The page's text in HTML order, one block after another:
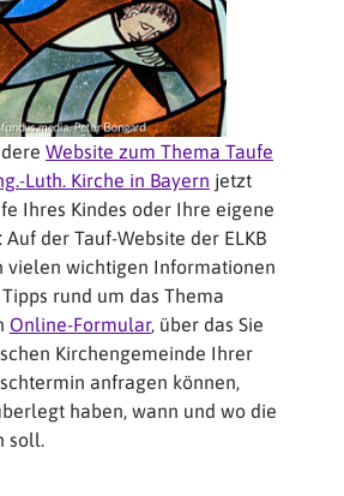
Website zum Thema Taufe
Luth. Kirche in Bayern jetzt
Ihres Kindes oder Ihre eigene
der Tauf-Website der ELKB
vielen wichtigen Informationen
rund um das Thema
Online-Formular, über das Sie
Kirchengemeinde Ihrer
anfragen können,
haben, wann und wo die
soll.